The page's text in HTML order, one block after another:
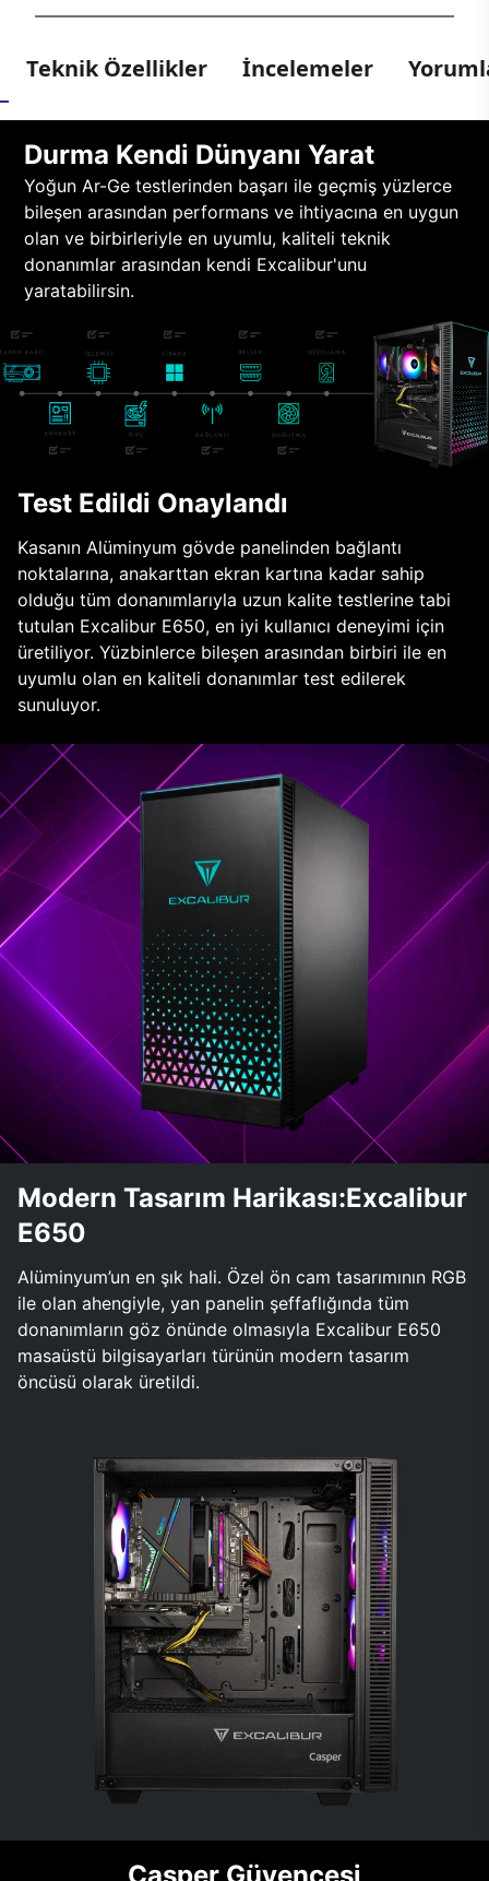
Teknik Özellikler İncelemeler
Durma Kendi Dünyanı Yarat
Yoğun Ar-Ge testlerinden başarı ile geçmiş yüzlerce
bileşen arasından performans ve ihtiyacına en uygun
olan ve birbirleriyle en uyumlu, kaliteli teknik
donanımlar arasından kendi Excalibur'unu
yaratabilirsin.
Test Edildi Onaylandı
Kasanın Alüminyum gövde panelinden bağlantı
noktalarına, anakarttan ekran kartına kadar sahip
olduğu tüm donanımlarıyla uzun kalite testlerine tabi
tutulan Excalibur E650, en iyi kullanıcı deneyimi için
üretiliyor. Yüzbinlerce bileşen arasından birbiri ile en
uyumlu olan en kaliteli donanımlar test edilerek
sunuluyor.
Modern Tasarım Harikası:Excalibur
E650
Alüminyum’un en şık hali. Özel ön cam tasarımının RGB
ile olan ahengiyle, yan panelin şeffaflığında tüm
donanımların göz önünde olmasıyla Excalibur E650
masaüstü bilgisayarları türünün modern tasarım
öncüsü olarak üretildi.